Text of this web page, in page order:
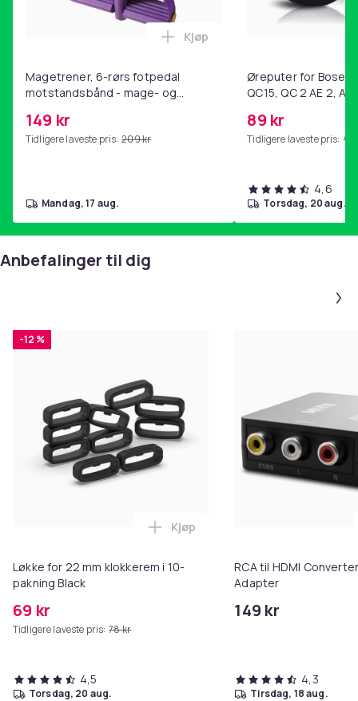
Magetrener, 6-rørs fotpedal
motstandsbånd - mage- og
hjemmegymnastikk Purple
149 kr
Tidligere laveste pris: 209 kr
Legg Magetrener, 6-rørs
Kjøp
mandag, 17 aug.
Øreputer for Bose
QC15, QC 2 AE 2, AE
89 kr
Tidligere laveste pris: 99
4,6
torsdag, 20 aug.
Anbefalinger til dig
-12 %
Løkke for 22 mm klokkerem i 10-
pakning Black
69 kr
Tidligere laveste pris: 78 kr
Legg Løkke for 22 mm
Kjøp
4,5
torsdag, 20 aug.
RCA til HDMI
Adapter
149 kr
4,3
tirsdag, 18 aug.